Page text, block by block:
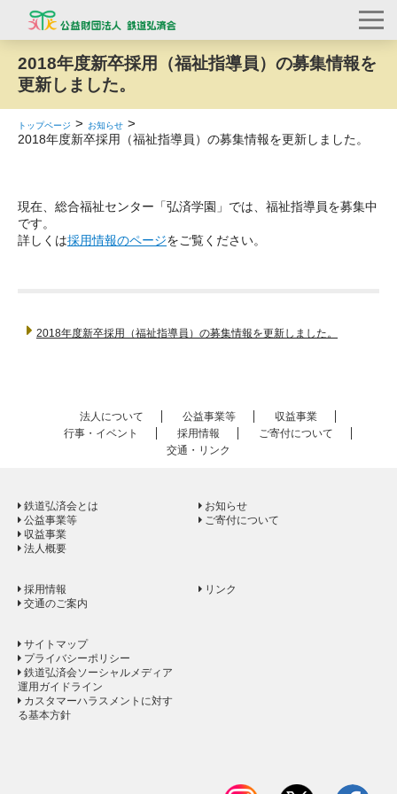
2018年度新卒採用（福祉指導員）の募集情報を
更新しました。
トップページ お知らせ
2018年度新卒採用（福祉指導員）の募集情報を更新しました。
現在、総合福祉センター「弘済学園」では、福祉指導員を募集中
です。
詳しくは採用情報のページをご覧ください。
2018年度新卒採用（福祉指導員）の募集情報を更新しました。
法人について 公益事業等
収益事業
行事・イベント
採用情報
ご寄付について
交通・リンク
鉄道弘済会とは
公益事業等
収益事業
法人概要
お知らせ
ご寄付について
採用情報
交通のご案内
リンク
サイトマップ
プライバシーポリシー
鉄道弘済会ソーシャルメディア
運用ガイドライン
カスタマーハラスメントに対す
る基本方針